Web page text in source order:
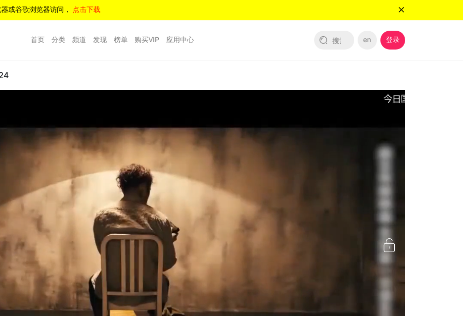
或谷歌浏览器访问， 点击下载
首页 分类 频道 发现 榜单 购买VIP 应用中心 en 登录